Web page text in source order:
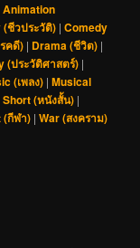
Animation
ชีวประวัติ) |Comedy
คดี) | Drama (ชีวิต) |
(ประวัติศาสตร์) |
(เพลง) |Musical
Short (หนังสั้น) |
(กีฬา) |War (สงคราม)